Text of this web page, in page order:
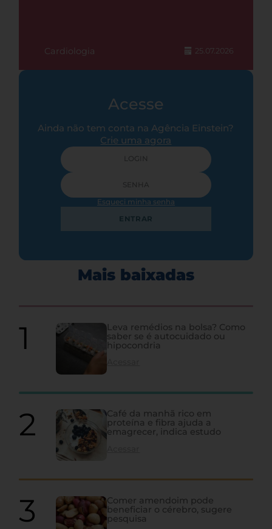
Cardiologia 25.07.2026
Acesse
Ainda não tem conta na Agência Einstein?
Crie uma agora
Esqueci minha senha
ENTRAR
Mais baixadas
Leva remédios na bolsa? Como
saber se é autocuidado ou
hipocondria
Café da manhã rico em
proteína e fibra ajuda a
emagrecer, indica estudo
Comer amendoim pode
beneficiar o cérebro, sugere
pesquisa